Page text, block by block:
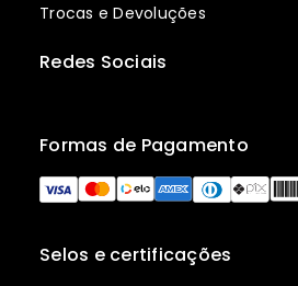
Trocas e Devoluções
Selos e certificações
Formas de Pagamento
Redes Sociais